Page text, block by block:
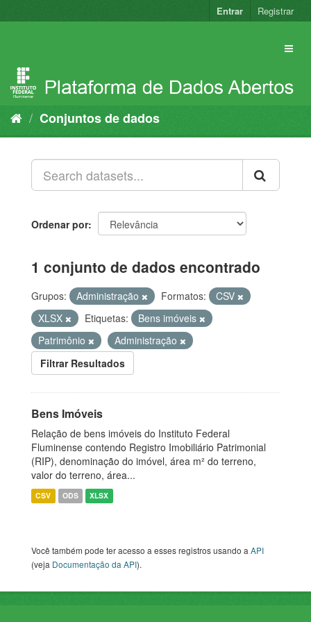
para
Entrar Registrar
Conjuntos de dados
Ordenar por
1 conjunto de dados encontrado
Grupos: Administração Formatos:
CSV
XLSX
Etiquetas:
Bens imóveis
Patrimônio
Administração
Filtrar Resultados
Bens Imóveis
Relação de bens imóveis do Instituto Federal
Fluminense contendo Registro Imobiliário Patrimonial
(RIP), denominação do imóvel, área m² do terreno,
valor do terreno, área...
CSV ODS XLSX
Você também pode ter acesso a esses registros usando aAPI
(veja Documentação da API).